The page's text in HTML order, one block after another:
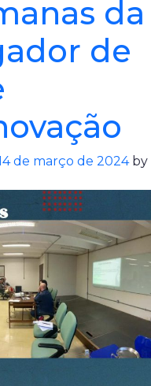
da
de
de março de 2024by